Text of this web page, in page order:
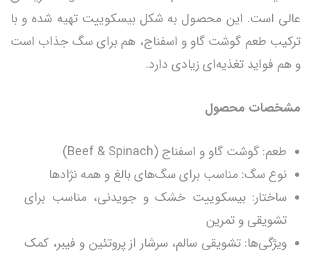
عالی است. این محصول به شکل بیسکوییت تهیه شده و با
ترکیب طعم گوشت گاو و اسفناج، هم برای سگ جذاب است
و هم فواید تغذیه‌ای زیادی دارد.
مشخصات محصول
طعم: گوشت گاو و اسفناج (Beef & Spinach)
نوع سگ: مناسب برای سگ‌های بالغ و همه نژادها
ساختار: بیسکوییت خشک و جویدنی، مناسب برای
تشویقی و تمرین
ویژگی‌ها: تشویقی سالم، سرشار از پروتئین و فیبر، کمک